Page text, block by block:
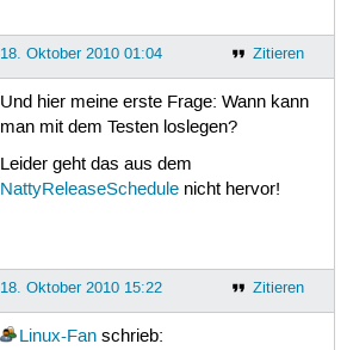
Zitieren
18. Oktober 2010 01:04
Und hier meine erste Frage: Wann kann
man mit dem Testen loslegen?
Leider geht das aus dem
NattyReleaseSchedulenicht hervor!
Zitieren
18. Oktober 2010 15:22
Linux-Fanschrieb: